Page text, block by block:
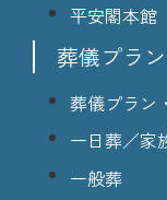
平安閣本館
葬儀プラ
葬儀プラン
一日葬／家
一般葬